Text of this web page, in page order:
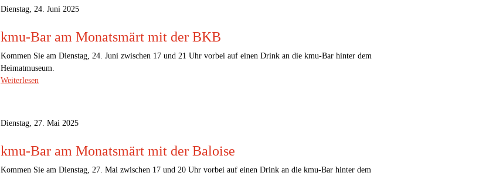
Dienstag, 24. Juni 2025
kmu-Bar am Monatsmärt mit der BKB
Kommen Sie am Dienstag, 24. Juni zwischen 17 und 21 Uhr vorbei auf einen Drink an die kmu-Bar hinter dem
Heimatmuseum.
Weiterlesen
Dienstag, 27. Mai 2025
kmu-Bar am Monatsmärt mit der Baloise
Kommen Sie am Dienstag, 27. Mai zwischen 17 und 20 Uhr vorbei auf einen Drink an die kmu-Bar hinter dem